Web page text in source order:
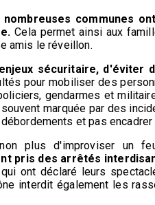
nombreuses communes
Cela permet ainsi aux
amis le réveillon.
sécuritaire, d'éviter
pour mobiliser des
gendarmes et
marquée par des
et pas
plus d'improviser un
pris des arrêtés
ont déclaré leurs
interdit également les